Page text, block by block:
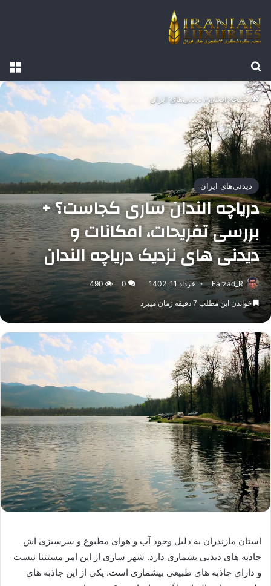
صفحه اصلی/دیدنی‌های ایران
دیدنی‌های ایران
دریاچه الندان ساری کجاست؟ +
بررسی تفریحات، امکانات و
دیدنی های نزدیک دریاچه الندان
Farzad_R خرداد 11, 1402 0
490
خواندن این مطلب 7 دقیقه زمان میبرد
استان مازندران به دلیل وجود آب و هوای مطبوع و سرسبزی اش
جاذبه های دیدنی بشماری دارد. شهر ساری از این امر مستثنا نیست
و دارای جاذبه های طبیعی بیشماری است. یکی از این جاذبه های